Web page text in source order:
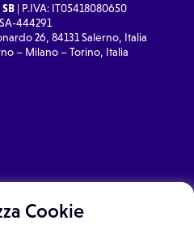
Cookie
| P.IVA: IT05418080650
444291
26, 84131 Salerno, Italia
– Milano – Torino, Italia